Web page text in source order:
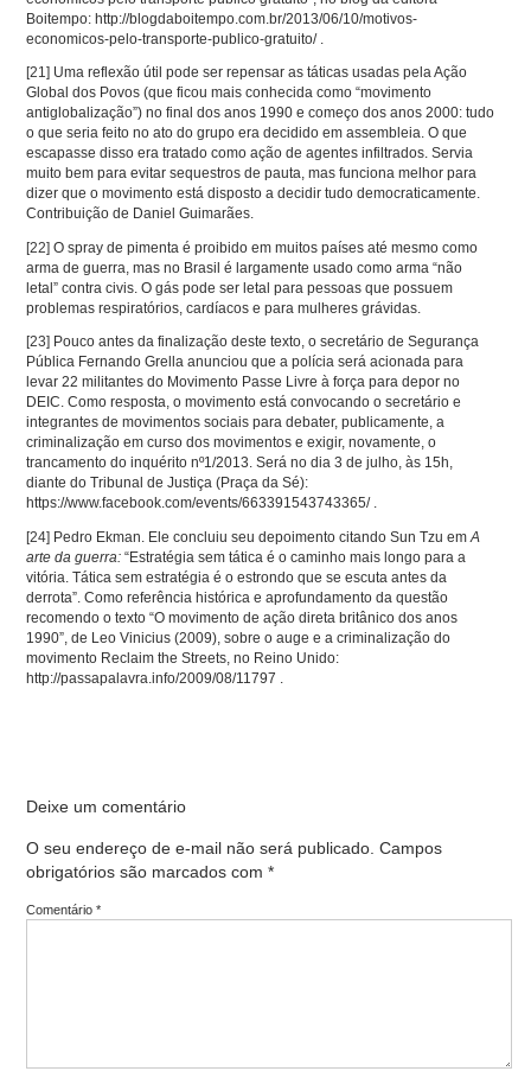
Boitempo: http://blogdaboitempo.com.br/2013/06/10/motivos-
economicos-pelo-transporte-publico-gratuito/ .
[21]
Uma reflexão útil pode ser repensar as táticas usadas pela Ação
Global dos Povos (que ficou mais conhecida como “movimento
antiglobalização”) no final dos anos 1990 e começo dos anos 2000: tudo
o que seria feito no ato do grupo era decidido em assembleia. O que
escapasse disso era tratado como ação de agentes infiltrados. Servia
muito bem para evitar sequestros de pauta, mas funciona melhor para
dizer que o movimento está disposto a decidir tudo democraticamente.
Contribuição de Daniel Guimarães.
[22] O spray de pimenta é proibido em muitos países até mesmo como
arma de guerra, mas no Brasil é largamente usado como arma “não
letal” contra civis. O gás pode ser letal para pessoas que possuem
problemas respiratórios, cardíacos e para mulheres grávidas.
[23]
Pouco antes da finalização deste texto, o secretário de Segurança
Pública Fernando Grella anunciou que a polícia será acionada para
levar 22 militantes do Movimento Passe Livre à força para depor no
DEIC. Como resposta, o movimento está convocando o secretário e
integrantes de movimentos sociais para debater, publicamente, a
criminalização em curso dos movimentos e exigir, novamente, o
trancamento do inquérito nº1/2013. Será no dia 3 de julho, às 15h,
diante do Tribunal de Justiça (Praça da Sé):
https://www.facebook.com/events/663391543743365/ .
[24] Pedro Ekman. Ele concluiu seu depoimento citando Sun Tzu emA
arte da guerra: “Estratégia sem tática é o caminho mais longo para a
vitória. Tática sem estratégia é o estrondo que se escuta antes da
derrota”. Como referência histórica e aprofundamento da questão
recomendo o texto “O movimento de ação direta britânico dos anos
1990”, de Leo Vinicius (2009), sobre o auge e a criminalização do
movimento Reclaim the Streets, no Reino Unido:
http://passapalavra.info/2009/08/11797 .
Deixe um comentário
O seu endereço de e-mail não será publicado. Campos
obrigatórios são marcados com*
Comentário*